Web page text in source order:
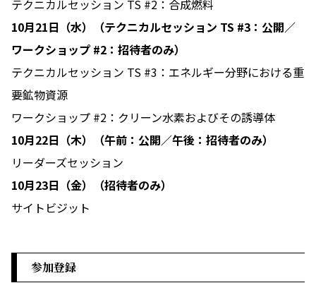
テクニカルセッション TS #2：合成燃料
10月21日（水）（テクニカルセッション TS #3：公開／
ワークショップ #2：招待者のみ）
テクニカルセッション TS #3：エネルギー分野における重
要鉱物資源
ワークショップ #2：クリーン水素およびその誘導体
10月22日（木）（午前：公開／午後：招待者のみ）
リーダーズセッション
10月23日（金）（招待者のみ）
サイトビジット
参加登録